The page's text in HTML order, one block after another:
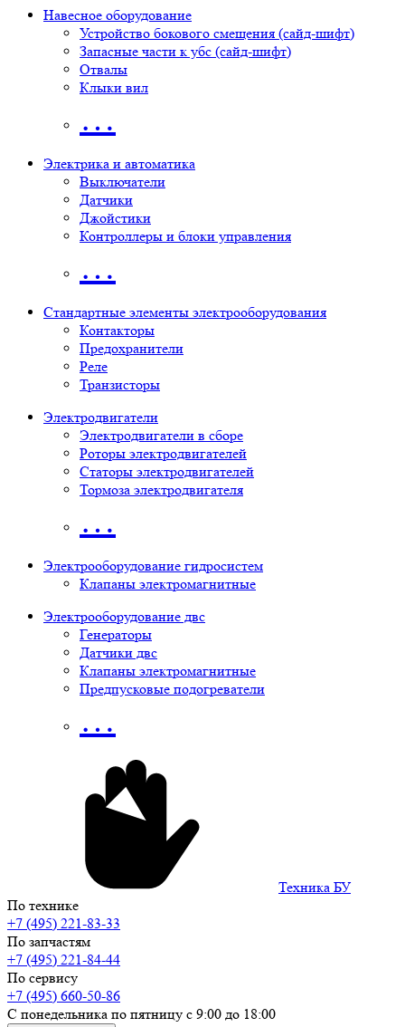
Навесное оборудование
Устройство бокового смещения (сайд-шифт)
Запасные части к убс (сайд-шифт)
Отвалы
Клыки вил
…
Электрика и автоматика
Выключатели
Датчики
Джойстики
Контроллеры и блоки управления
…
Стандартные элементы электрооборудования
Контакторы
Предохранители
Реле
Транзисторы
Электродвигатели
Электродвигатели в сборе
Роторы электродвигателей
Статоры электродвигателей
Тормоза электродвигателя
…
Электрооборудование гидросистем
Клапаны электромагнитные
Электрооборудование двс
Генераторы
Датчики двс
Клапаны электромагнитные
Предпусковые подогреватели
…
Техника БУ
По технике
+7 (495) 221-83-33
По запчастям
+7 (495) 221-84-44
По сервису
+7 (495) 660-50-86
С понедельника по пятницу с 9:00 до 18:00